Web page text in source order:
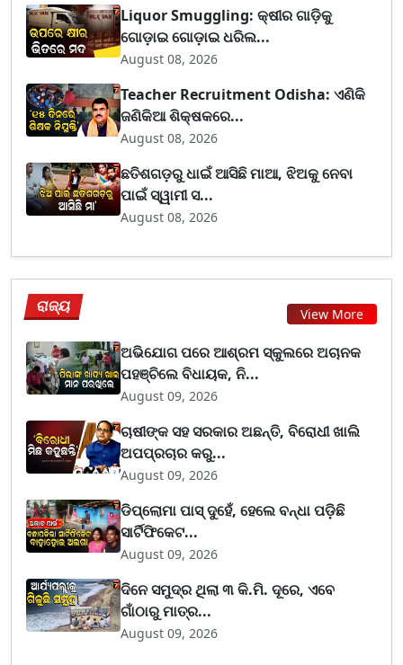
Liquor Smuggling: କ୍ଷୀର ଗାଡ଼ିକୁ
ଗୋଡ଼ାଇ ଗୋଡ଼ାଇ ଧରିଲ...
August 08, 2026
Teacher Recruitment Odisha: ଏଣିକି
ଜଣିକିଆ ଶିକ୍ଷକରେ...
August 08, 2026
ଛତିଶଗଡ଼ରୁ ଧାଇଁ ଆସିଛି ମାଆ, ଝିଅକୁ ନେବା
ପାଇଁ ସ୍ୱାମୀ ସ...
August 08, 2026
ରାଜ୍ୟ View More
ଅଭିଯୋଗ ପରେ ଆଶ୍ରମ ସ୍କୁଲରେ ଅଚାନକ
ପହଞ୍ଚିଲେ ବିଧାୟକ, ନି...
August 09, 2026
ଚାଷୀଙ୍କ ସହ ସରକାର ଅଛନ୍ତି, ବିରୋଧୀ ଖାଲି
ଅପପ୍ରଚାର କରୁ...
August 09, 2026
ଡିପ୍ଲୋମା ପାସ୍ ଦୁହେଁ, ହେଲେ ବନ୍ଧା ପଡ଼ିଛି
ସାର୍ଟିଫିକେଟ...
August 09, 2026
ଦିନେ ସମୁଦ୍ର ଥିଲା ୩ କି.ମି. ଦୂରେ, ଏବେ
ଗାଁଠାରୁ ମାତ୍ର...
August 09, 2026